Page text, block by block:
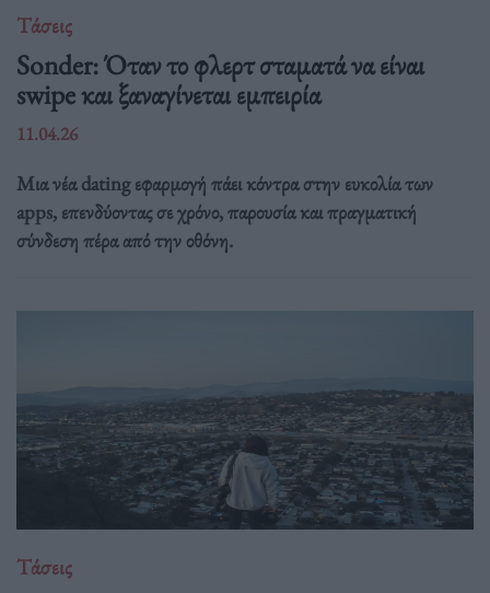
Τάσεις
Sonder: Όταν το φλερτ σταματά να είναι
swipe και ξαναγίνεται εμπειρία
11.04.26
Μια νέα dating εφαρμογή πάει κόντρα στην ευκολία των
apps, επενδύοντας σε χρόνο, παρουσία και πραγματική
σύνδεση πέρα από την οθόνη.
Τάσεις